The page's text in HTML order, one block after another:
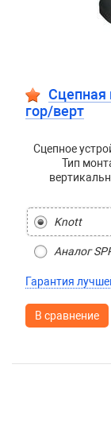
Сцепная
гор/верт
Сцепное
Тип
Knott
Аналог
Гарантия
В сравнение